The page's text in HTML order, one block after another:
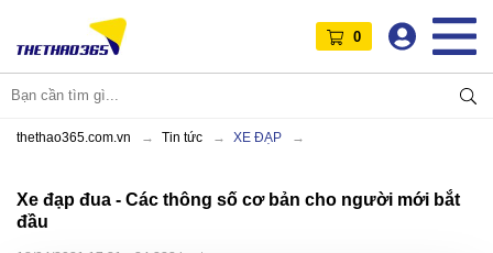
0
thethao365.com.vn Tin tức XE ĐẠP
Xe đạp đua - Các thông số cơ bản cho người mới bắt
đầu